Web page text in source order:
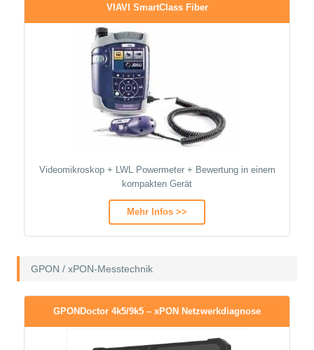
VIAVI SmartClass Fiber
Videomikroskop + LWL Powermeter + Bewertung in einem
kompakten Gerät
Mehr Infos >>
GPON / xPON-Messtechnik
GPONDoctor 4k5/9k5 – xPON Netzwerkdiagnose